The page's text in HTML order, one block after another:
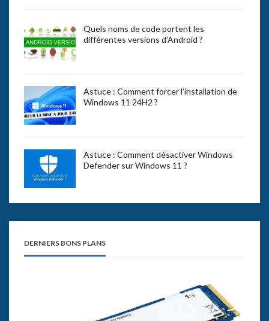
Quels noms de code portent les
différentes versions d’Android ?
Astuce : Comment forcer l’installation de
Windows 11 24H2 ?
Astuce : Comment désactiver Windows
Defender sur Windows 11 ?
DERNIERS BONS PLANS